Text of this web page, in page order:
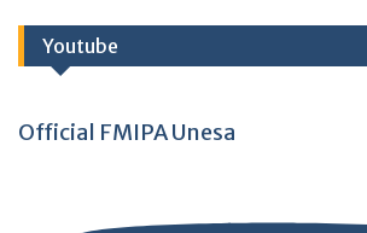
Youtube
Official FMIPA Unesa